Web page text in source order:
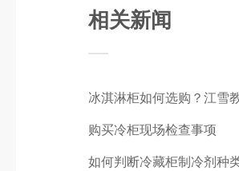
相关新闻
冰淇淋柜如何选购？江雪
购买冷柜现场检查事项
如何判断冷藏柜制冷剂种